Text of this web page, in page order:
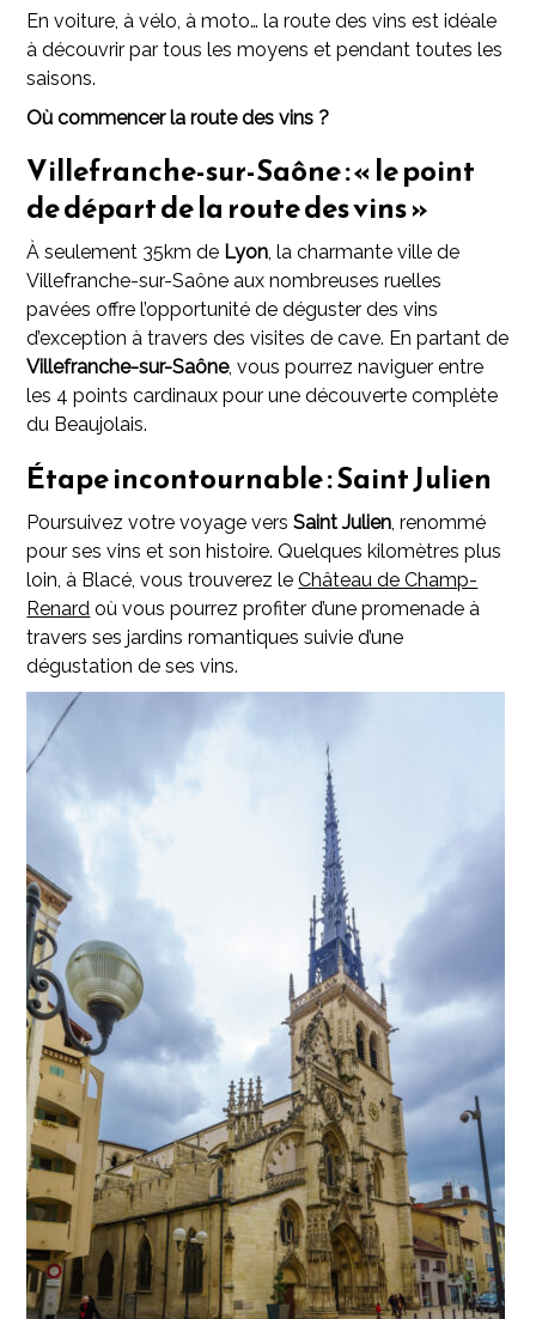
En voiture, à vélo, à moto… la route des vins est idéale
à découvrir par tous les moyens et pendant toutes les
saisons.
Où commencer la route des vins ?
Villefranche-sur-Saône : « le point
de départ de la route des vins »
À seulement 35km de Lyon, la charmante ville de
Villefranche-sur-Saône aux nombreuses ruelles
pavées offre l’opportunité de déguster des vins
d’exception à travers des visites de cave. En partant de
Villefranche-sur-Saône, vous pourrez naviguer entre
les 4 points cardinaux pour une découverte complète
du Beaujolais.
Étape incontournable : Saint Julien
Poursuivez votre voyage versSaint Julien, renommé
pour ses vins et son histoire. Quelques kilomètres plus
loin, à Blacé, vous trouverez leChâteau de Champ-
Renard où vous pourrez profiter d’une promenade à
travers ses jardins romantiques suivie d’une
dégustation de ses vins.